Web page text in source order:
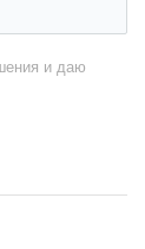
и даю